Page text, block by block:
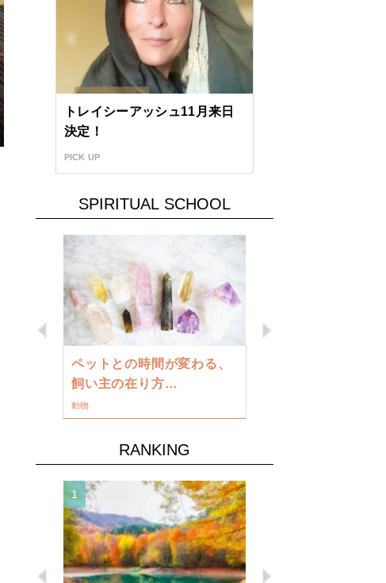
トレイシーアッシュ11月来日
決定！
PICK UP
SPIRITUAL SCHOOL
Previous
ペットとの時間が変わる、
飼い主の在り方…
動物
RANKING
Previous
1